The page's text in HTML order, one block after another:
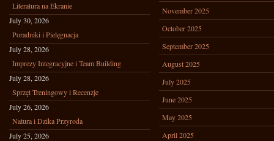
Literatura na Ekranie
July 30, 2026
Poradniki i Pielęgnacja
July 28, 2026
Imprezy Integracyjne i Team Building
July 28, 2026
Sprzęt Treningowy i Recenzje
July 26, 2026
Natura i Dzika Przyroda
July 25, 2026
November 2025
October 2025
September 2025
August 2025
July 2025
June 2025
May 2025
April 2025